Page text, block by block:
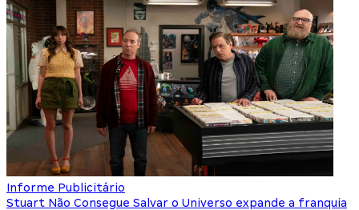
Informe Publicitário
Stuart Não Consegue Salvar o Universo expande a franquia